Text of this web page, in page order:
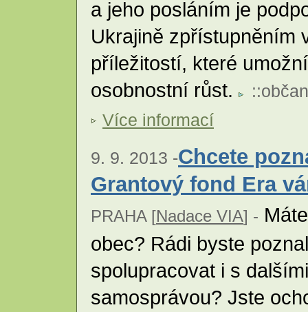
a jeho posláním je
Ukrajině zpřístupněním
příležitostí, které
osobnostní růst.
::
Více informací
9. 9. 2013 -Chcete
Grantový fond Era
PRAHA [Nadace VIA] -
obec? Rádi byste
spolupracovat i s
samosprávou? Jste